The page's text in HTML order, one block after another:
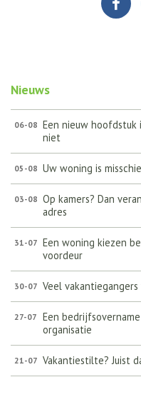
Nieuws
06-08 Een nieuw
niet
05-08 Uw woning is
03-08 Op kamers? Dan
adres
31-07 Een woning kiezen
voordeur
30-07 Veel
27-07 Een
organisatie
21-07 Vakantiestilte? Juist